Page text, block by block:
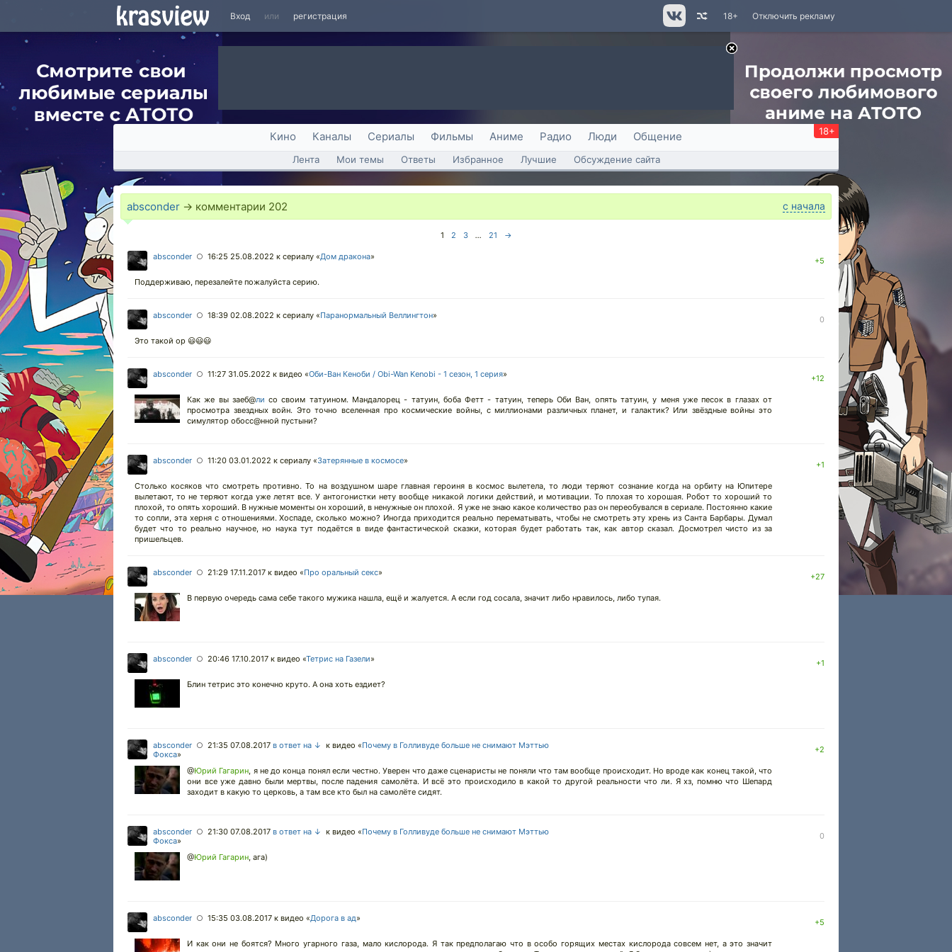
Вход или регистрация Отключить рекламу
18+
Кино Каналы Сериалы Фильмы Аниме Радио Люди Общение 18+
Лента Мои темы Ответы Избранное Лучшие Обсуждение сайта
absconder → комментарии 202 с начала
1 2 3 ... 21 →
absconder ○ 16:25 25.08.2022 к сериалу «Дом дракона» +5
Поддерживаю, перезалейте пожалуйста серию.
absconder ○ 18:39 02.08.2022 к сериалу «Паранормальный Веллингтон» 0
Это такой ор 😃😃😃
absconder ○ 11:27 31.05.2022 к видео «Оби-Ван Кеноби / Obi-Wan Kenobi - 1 сезон, 1 серия» +12
Как же вы заеб@ли со своим татуином. Мандалорец - татуин, боба Фетт - татуин, теперь Оби Ван, опять татуин, у меня уже песок в глазах от
просмотра звездных войн. Это точно вселенная про космические войны, с миллионами различных планет, и галактик? Или звёздные войны это
симулятор обосс@нной пустыни?
absconder ○ 11:20 03.01.2022 к сериалу «Затерянные в космосе» +1
Столько косяков что смотреть противно. То на воздушном шаре главная героиня в космос вылетела, то люди теряют сознание когда на орбиту на Юпитере
вылетают, то не теряют когда уже летят все. У антогонистки нету вообще никакой логики действий, и мотивации. То плохая то хорошая. Робот то хороший то
плохой, то опять хороший. В нужные моменты он хороший, в ненужные он плохой. Я уже не знаю какое количество раз он переобувался в сериале. Постоянно какие
то сопли, эта херня с отношениями. Хоспаде, сколько можно? Иногда приходится реально перематывать, чтобы не смотреть эту хрень из Санта Барбары. Думал
будет что то реально научное, но наука тут подаётся в виде фантастической сказки, которая будет работать так, как автор сказал. Досмотрел чисто из за
пришельцев.
absconder ○ 21:29 17.11.2017 к видео «Про оральный секс» +27
В первую очередь сама себе такого мужика нашла, ещё и жалуется. А если год сосала, значит либо нравилось, либо тупая.
absconder ○ 20:46 17.10.2017 к видео «Тетрис на Газели» +1
Блин тетрис это конечно круто. А она хоть ездиет?
absconder ○ 21:35 07.08.2017 в ответ на ↓ к видео «Почему в Голливуде больше не снимают Мэттью
Фокса» +2
@Юрий Гагарин, я не до конца понял если честно. Уверен что даже сценаристы не поняли что там вообще происходит. Но вроде как конец такой, что
они все уже давно были мертвы, после падения самолёта. И всё это происходило в какой то другой реальности что ли. Я хз, помню что Шепард
заходит в какую то церковь, а там все кто был на самолёте сидят.
absconder ○ 21:30 07.08.2017 в ответ на ↓ к видео «Почему в Голливуде больше не снимают Мэттью
Фокса» 0
@Юрий Гагарин, ага)
absconder ○ 15:35 03.08.2017 к видео «Дорога в ад» +5
И как они не боятся? Много угарного газа, мало кислорода. Я так предполагаю что в особо горящих местах кислорода совсем нет, а это значит